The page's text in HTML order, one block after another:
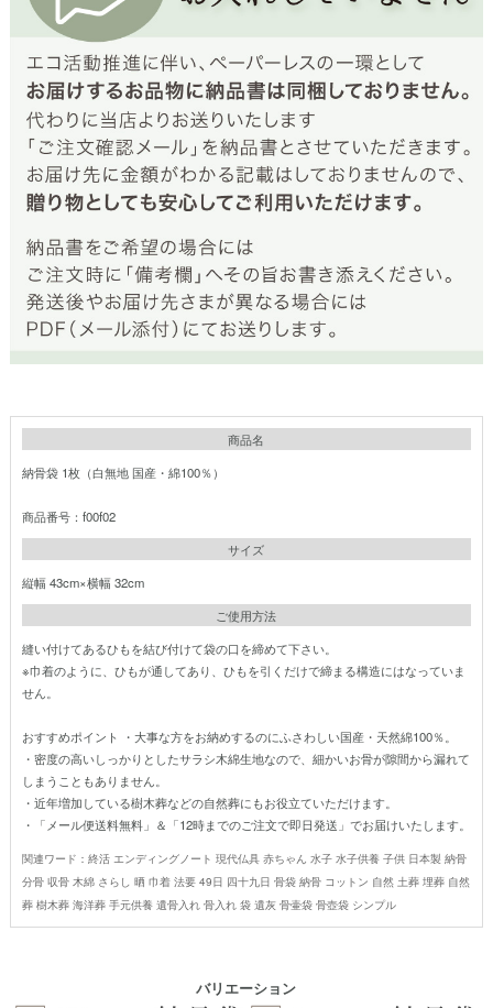
商品名
納骨袋 1枚（白無地 国産・綿100％）
商品番号：f00f02
サイズ
縦幅 43cm×横幅 32cm
ご使用方法
縫い付けてあるひもを結び付けて袋の口を締めて下さい。
※巾着のように、ひもが通してあり、ひもを引くだけで締まる構造にはなっていま
せん。
おすすめポイント ・大事な方をお納めするのにふさわしい国産・天然綿100％。
・密度の高いしっかりとしたサラシ木綿生地なので、細かいお骨が隙間から漏れて
しまうこともありません。
・近年増加している樹木葬などの自然葬にもお役立ていただけます。
・「メール便送料無料」＆「12時までのご注文で即日発送」でお届けいたします。
関連ワード：終活 エンディングノート 現代仏具 赤ちゃん 水子 水子供養 子供 日本製 納骨
分骨 収骨 木綿 さらし 晒 巾着 法要 49日 四十九日 骨袋 納骨 コットン 自然 土葬 埋葬 自然
葬 樹木葬 海洋葬 手元供養 遺骨入れ 骨入れ 袋 遺灰 骨壷袋 骨壺袋 シンプル
バリエーション